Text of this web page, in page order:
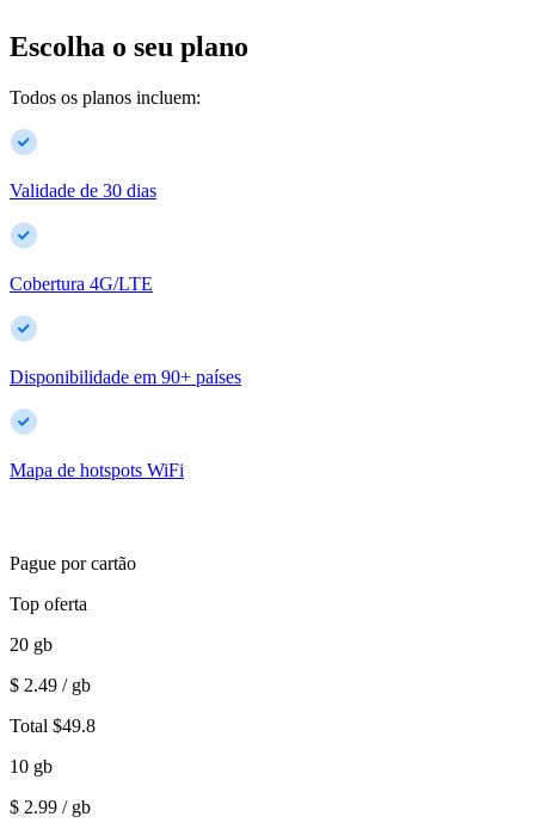
Escolha o seu plano
Todos os planos incluem:
Validade de 30 dias
Cobertura 4G/LTE
Disponibilidade em 90+ países
Mapa de hotspots WiFi
Pague por cartão
Top oferta
20 gb
$ 2.49 / gb
Total $49.8
10 gb
$ 2.99 / gb